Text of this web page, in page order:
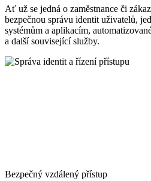
Ať už se jedná o zaměstnance či
bezpečnou správu identit uživatelů,
systémům a aplikacím,
a další související služby.
Bezpečný vzdálený přístup